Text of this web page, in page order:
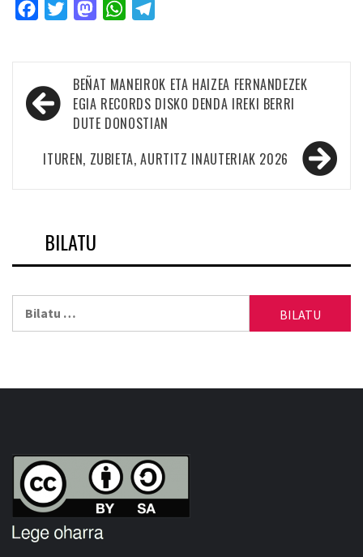
FacebookTwitterMastodonWhatsApp
Bidalketetan
zehar
nabigatu
BEÑAT MANEIROK ETA HAIZEA FERNANDEZEK
EGIA RECORDS DISKO DENDA IREKI BERRI
DUTE DONOSTIAN
ITUREN, ZUBIETA, AURTITZ INAUTERIAK 2026
BILATU